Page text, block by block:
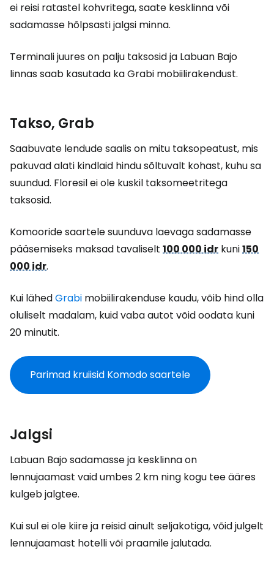
ei reisi ratastel kohvritega, saate kesklinna või
sadamasse hõlpsasti jalgsi minna.
Terminali juures on palju taksosid ja Labuan Bajo
linnas saab kasutada ka Grabi mobiilirakendust.
Takso, Grab
Saabuvate lendude saalis on mitu taksopeatust, mis
pakuvad alati kindlaid hindu sõltuvalt kohast, kuhu sa
suundud. Floresil ei ole kuskil taksomeetritega
taksosid.
Komooride saartele suunduva laevaga sadamasse
pääsemiseks maksad tavaliselt 100 000 idr kuni150
000 idr.
Kui lähedGrabi mobiilirakenduse kaudu, võib hind olla
oluliselt madalam, kuid vaba autot võid oodata kuni
20 minutit.
Parimad kruiisid Komodo saartele
Jalgsi
Labuan Bajo sadamasse ja kesklinna on
lennujaamast vaid umbes 2 km ning kogu tee ääres
kulgeb jalgtee.
Kui sul ei ole kiire ja reisid ainult seljakotiga, võid julgelt
lennujaamast hotelli või praamile jalutada.